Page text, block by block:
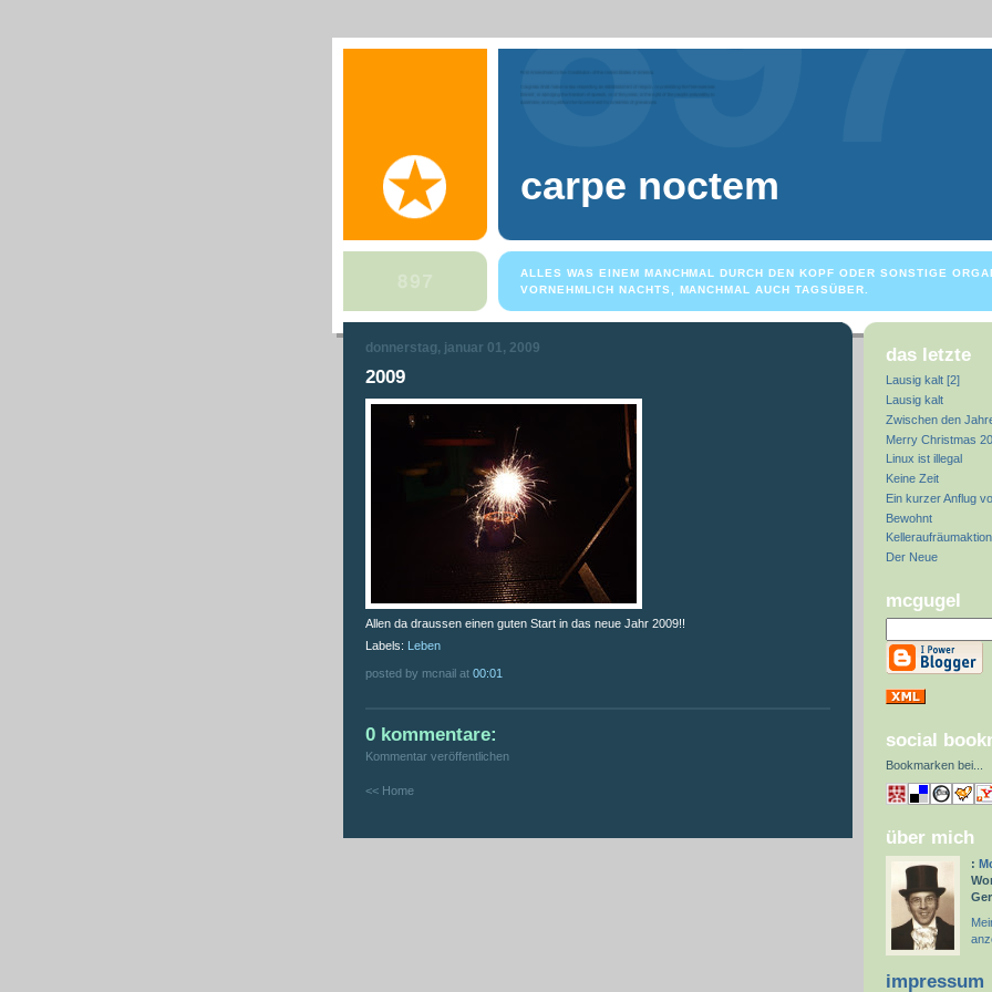
carpe noctem
ALLES WAS EINEM MANCHMAL DURCH DEN KOPF ODER SONSTIGE
VORNEHMLICH NACHTS, MANCHMAL AUCH TAGSÜBER.
donnerstag, januar 01, 2009
2009
Allen da draussen einen guten Start in das neue Jahr 2009!!
Labels: Leben
posted by mcnail at 00:01
0 kommentare:
Kommentar veröffentlichen
<< Home
das letzte
Lausig kalt [2]
Lausig kalt
Zwischen den
Merry Christmas
Linux ist illegal
Keine Zeit
Ein kurzer Anflug
Bewohnt
Der Neue
mcgugel
social
Bookmarken bei
über mich
:
impressum